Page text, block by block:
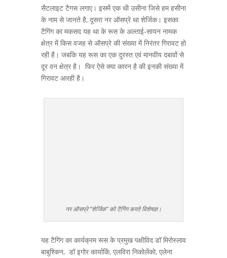
सैटलाइट टैगस लगाए। इसमें एक थी उसीना जिसे हम हसीना
के नाम से जानते है, दूसरा नर ऑसप्रे था शेर्जिक। इसका
टैगिंग का मकसद यह था के रूस के अल्ताई-सायन नामक
क्षेत्र में किस वजह से ऑसप्रे की संख्या में निरंतर गिरावट हो
रही है। जबकि यह रूस का एक दुरस्त एवं मानवीय दबावों से
दूर वन क्षेत्र है। फिर ऐसे क्या कारन है की इनकी संख्या में
गिरावट आरही है।
नर ऑसप्रे “शेर्जिक” को टैगिंग करते विशेषज्ञ।
यह टैगिंग का कार्यक्रम रूस के प्रमुख पक्षीविद डॉ मिरोस्लाव
बाबुश्किन, डॉ इगोर कार्याकिं, एलविरा निकोलेंको, एलेना